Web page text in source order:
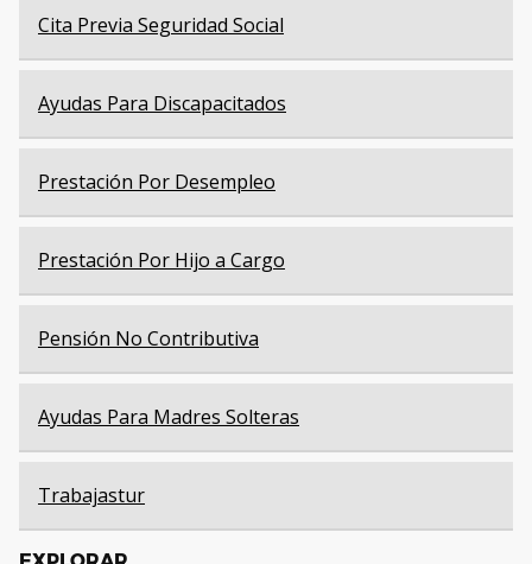
Cita Previa Seguridad Social
Ayudas Para Discapacitados
Prestación Por Desempleo
Prestación Por Hijo a Cargo
Pensión No Contributiva
Ayudas Para Madres Solteras
Trabajastur